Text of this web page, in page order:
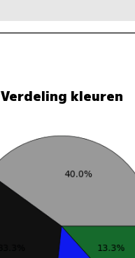
Verdeling kleuren